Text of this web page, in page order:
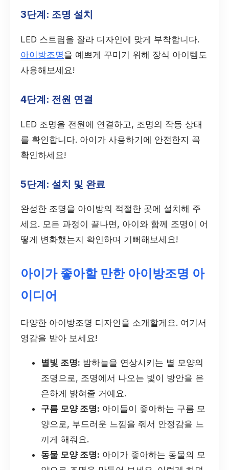
3단계: 조명 설치
LED 스트립을 잘라 디자인에 맞게 부착합니다.
아이방조명을 예쁘게 꾸미기 위해 장식 아이템도
사용해보세요!
4단계: 전원 연결
LED 조명을 전원에 연결하고, 조명의 작동 상태
를 확인합니다. 아이가 사용하기에 안전한지 꼭
확인하세요!
5단계: 설치 및 완료
완성한 조명을 아이방의 적절한 곳에 설치해 주
세요. 모든 과정이 끝나면, 아이와 함께 조명이 어
떻게 변화했는지 확인하며 기뻐해보세요!
아이가 좋아할 만한 아이방조명 아
이디어
다양한 아이방조명 디자인을 소개할게요. 여기서
영감을 받아 보세요!
별빛 조명: 밤하늘을 연상시키는 별 모양의
조명으로, 조명에서 나오는 빛이 방안을 은
은하게 밝혀줄 거예요.
구름 모양 조명: 아이들이 좋아하는 구름 모
양으로, 부드러운 느낌을 줘서 안정감을 느
끼게 해줘요.
동물 모양 조명: 아이가 좋아하는 동물의 모